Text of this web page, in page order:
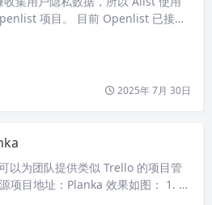
项目。 目前 Openlist 已接近
2025年 7月 30日
以为团队提供类似 Trello 的项目管
项目地址：Planka 效果如图： 1. 搭